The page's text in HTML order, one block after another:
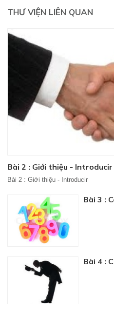
THƯ VIỆN LIÊN QUAN
Bài 2 : Giới thiệu - Introducir
Bài 2 : Giới thiệu - Introducir
Bài 3 :
Bài 4 :